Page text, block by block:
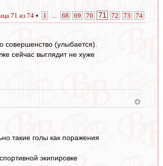
71 из 74 • 1 68 69 70 71 72 73 74
совершенство (улыбается).
сейчас выглядит не хуже
такие голы как поражения
экипировке